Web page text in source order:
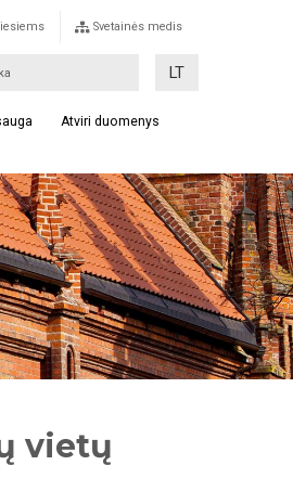
Svetainės medis
LT
Atviri duomenys
vietų